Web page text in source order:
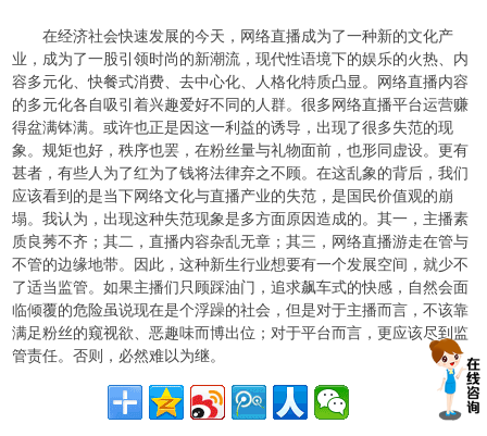
在经济社会快速发展的今天，网络直播成为了一种新的文化产
业，成为了一股引领时尚的新潮流，现代性语境下的娱乐的火热、内
容多元化、快餐式消费、去中心化、人格化特质凸显。网络直播内容
的多元化各自吸引着兴趣爱好不同的人群。很多网络直播平台运营赚
得盆满钵满。或许也正是因这一利益的诱导，出现了很多失范的现
象。规矩也好，秩序也罢，在粉丝量与礼物面前，也形同虚设。更有
甚者，有些人为了红为了钱将法律弃之不顾。在这乱象的背后，我们
应该看到的是当下网络文化与直播产业的失范，是国民价值观的崩
塌。我认为，出现这种失范现象是多方面原因造成的。其一，主播素
质良莠不齐；其二，直播内容杂乱无章；其三，网络直播游走在管与
不管的边缘地带。因此，这种新生行业想要有一个发展空间，就少不
了适当监管。如果主播们只顾踩油门，追求飙车式的快感，自然会面
临倾覆的危险虽说现在是个浮躁的社会，但是对于主播而言，不该靠
满足粉丝的窥视欲、恶趣味而博出位；对于平台而言，更应该尽到监
管责任。否则，必然难以为继。